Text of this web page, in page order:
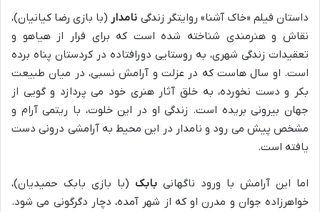
داستان فیلم «خاک آشنا» روایتگر زندگی نامدار (با بازی رضا کیانیان)،
نقاش و هنرمندی شناخته شده است که برای فرار از هیاهو و
تعقیدات زندگی شهری، به روستایی دورافتاده در کردستان پناه برده
است. او سال هاست که در عزلت و آرامش نسبی، در میان طبیعت
بکر و دست نخورده، به خلق آثار هنری خود می پردازد و گویی از
جهان بیرونی بریده است. زندگی او در این خلوت، با ریتمی آرام و
مشخص پیش می رود و نامدار در این محیط به آرامشی درونی دست
یافته است.
اما این آرامش با ورود ناگهانی بابک (با بازی بابک حمیدیان)،
خواهرزاده جوان و مدرن او که از شهر آمده، دچار دگرگونی می شود.